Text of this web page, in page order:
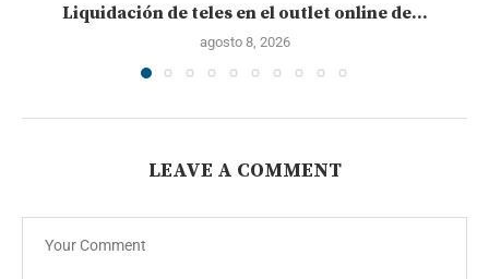
Liquidación de teles en el outlet online de...
agosto 8, 2026
LEAVE A COMMENT